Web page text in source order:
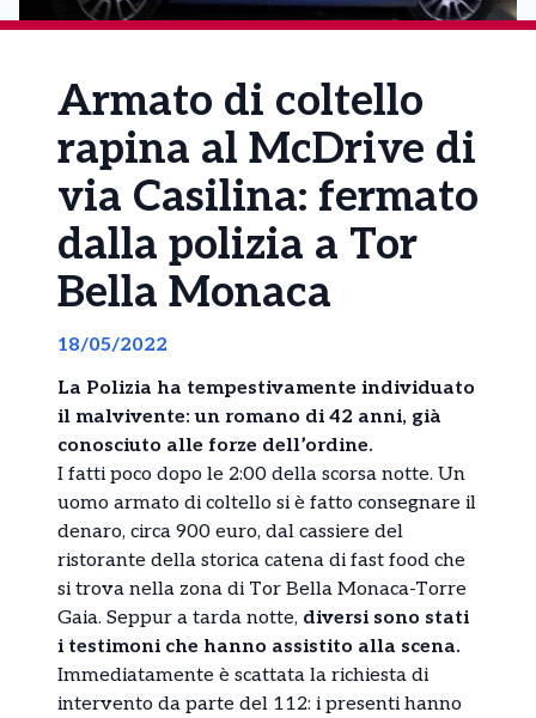
Armato di coltello
rapina al McDrive di
via Casilina: fermato
dalla polizia a Tor
Bella Monaca
18/05/2022
La Polizia ha tempestivamente individuato
il malvivente:un romano di 42 anni, già
conosciuto alle forze dell’ordine.
I fatti poco dopo le 2:00 della scorsa notte. Un
uomo armato di coltello si è fatto consegnare il
denaro, circa 900 euro, dal cassiere del
ristorante della storica catena di fast food che
si trova nella zona di Tor Bella Monaca-Torre
Gaia. Seppur a tarda notte, diversi sono stati
i testimoni che hanno assistito alla scena.
Immediatamente è scattata la richiesta di
intervento da parte del 112: i presenti hanno